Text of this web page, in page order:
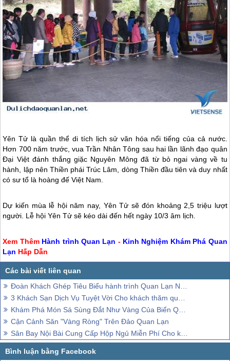
Yên Tử là quần thể di tích lịch sử văn hóa nổi tiếng của cả nước.
Hơn 700 năm trước, vua Trần Nhân Tông sau hai lần lãnh đạo quân
Đại Việt đánh thắng giặc Nguyên Mông đã từ bỏ ngai vàng về tu
hành, lập nên Thiền phái Trúc Lâm, dòng Thiền đầu tiên và duy nhất
có sư tổ là hoàng đế Việt Nam.
Dự kiến mùa lễ hội năm nay, Yên Tử sẽ đón khoảng 2,5 triệu lượt
người. Lễ hội Yên Tử sẽ kéo dài đến hết ngày 10/3 âm lịch.
Xem Thêm Hành trình Quan Lạn - Kinh Nghiệm Khám Phá Quan
Lạn Hấp Dẫn
Đoàn Khách Ghép Tiêu Biểu hành trình Quan Lạn Ngày 26 - 28/6/2015
3 Khách Sạn Dịch Vụ Tuyệt Vời Cho khách thăm quan Khi Đến Với Quan Lạn
Khám Phá Món Sá Sùng Đắt Như Vàng Của Biển Quan Lạn
Cận Cảnh Săn "Vàng Ròng" Trên Đảo Quan Lạn
Sân Bay Nội Bài Cung Cấp Hộp Ngủ Miễn Phí Cho khách thăm quan